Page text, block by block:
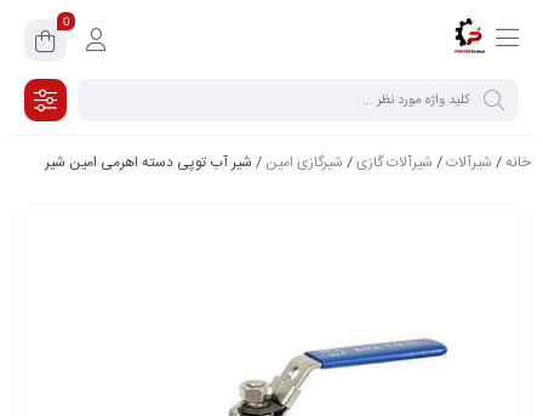
0
خانه/ شیرآلات/ شیرآلات گازی/ شیرگازی امین / شیر آب توپی دسته اهرمی امین شیر